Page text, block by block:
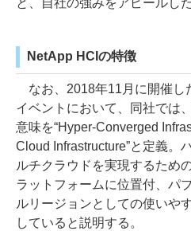
NetApp HCIの特徴
なお、2018年11月に開催し
イベントにおいて、同社では
意味を“Hyper-Converged
Cloud Infrastructure”と定義。
ルチクラウドを実現するため
ラットフォームに位置付、パ
ルリージョンとしての使いや
していると説明する。